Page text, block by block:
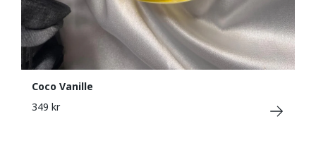
Coco Vanille
349 kr